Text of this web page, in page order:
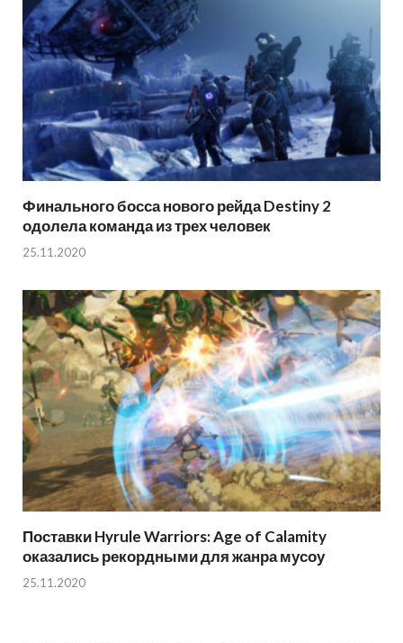
Финального босса нового рейда Destiny 2
одолела команда из трех человек
25.11.2020
Поставки Hyrule Warriors: Age of Calamity
оказались рекордными для жанра мусоу
25.11.2020